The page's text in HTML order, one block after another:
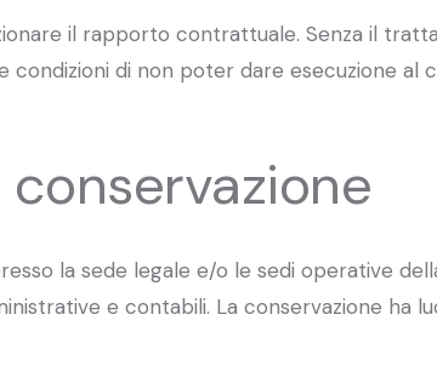
il rapporto contrattuale. Senza il
di non poter dare esecuzione
la sede legale e/o le sedi operative
e contabili. La conservazione ha